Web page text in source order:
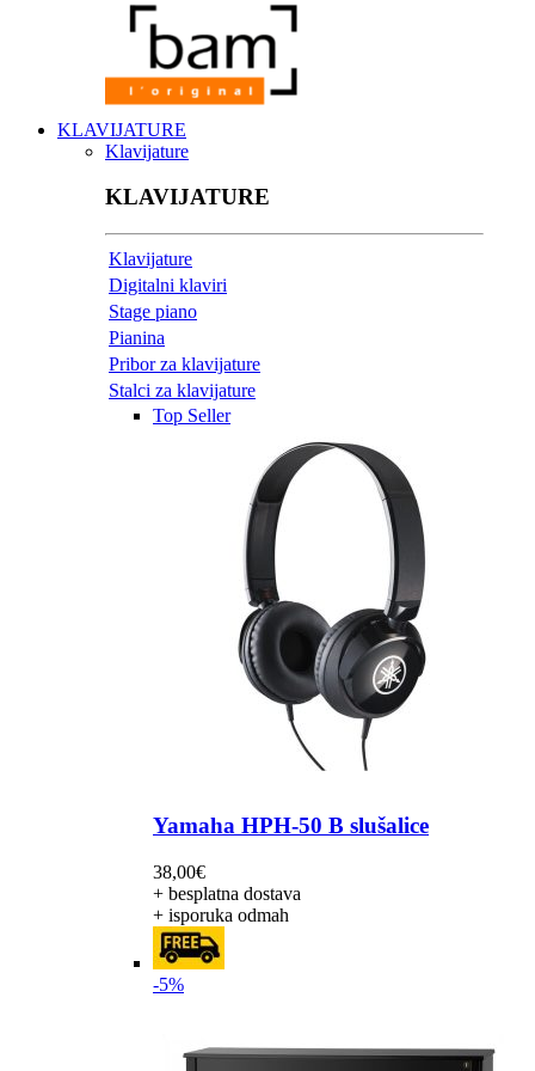
KLAVIJATURE
Klavijature
KLAVIJATURE
Klavijature
Digitalni klaviri
Stage piano
Pianina
Pribor za klavijature
Stalci za klavijature
Top Seller
Yamaha HPH-50 B slušalice
38,00€
+ besplatna dostava
+ isporuka odmah
-5%